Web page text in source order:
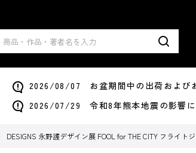
2026/08/07 お盆期間中の出荷および
2026/07/29 令和8年熊本地震の影響に
DESIGNS 永野護デザイン展 FOOL for THE CITY フライト